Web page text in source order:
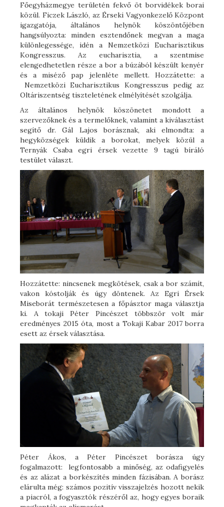
Főegyházmegye területén fekvő öt borvidékek borai
közül. Ficzek László, az Érseki Vagyonkezelő Központ
igazgatója, általános helynök köszöntőjében
hangsúlyozta: minden esztendőnek megvan a maga
különlegessége, idén a Nemzetközi Eucharisztikus
Kongresszus. Az eucharisztia, a szentmise
elengedhetetlen része a bor a búzából készült kenyér
és a miséző pap jelenléte mellett. Hozzátette: a
Nemzetközi Eucharisztikus Kongresszus pedig az
Oltáriszentség tiszteletének elmélyítését szolgálja.
Az általános helynök köszönetet mondott a
szervezőknek és a termelőknek, valamint a kiválasztást
segítő dr. Gál Lajos borásznak, aki elmondta: a
hegyközségek küldik a borokat, melyek közül a
Ternyák Csaba egri érsek vezette 9 tagú bíráló
testület választ.
Hozzátette: nincsenek megkötések, csak a bor számít,
vakon kóstolják és úgy döntenek. Az Egri Érsek
Miseborát természetesen a főpásztor maga választja
ki. A tokaji Péter Pincészet többször volt már
eredményes 2015 óta, most a Tokaji Kabar 2017 borra
esett az érsek választása.
Péter Ákos, a Péter Pincészet borásza úgy
fogalmazott: legfontosabb a minőség, az odafigyelés
és az alázat a borkészítés minden fázisában. A borász
elárulta még: számos pozitív visszajelzés hozott nekik
a piacról, a fogyasztók részéről az, hogy egyes boraik